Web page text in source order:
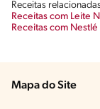
Receitas
Receitas com Leite
Receitas com
Mapa do Site